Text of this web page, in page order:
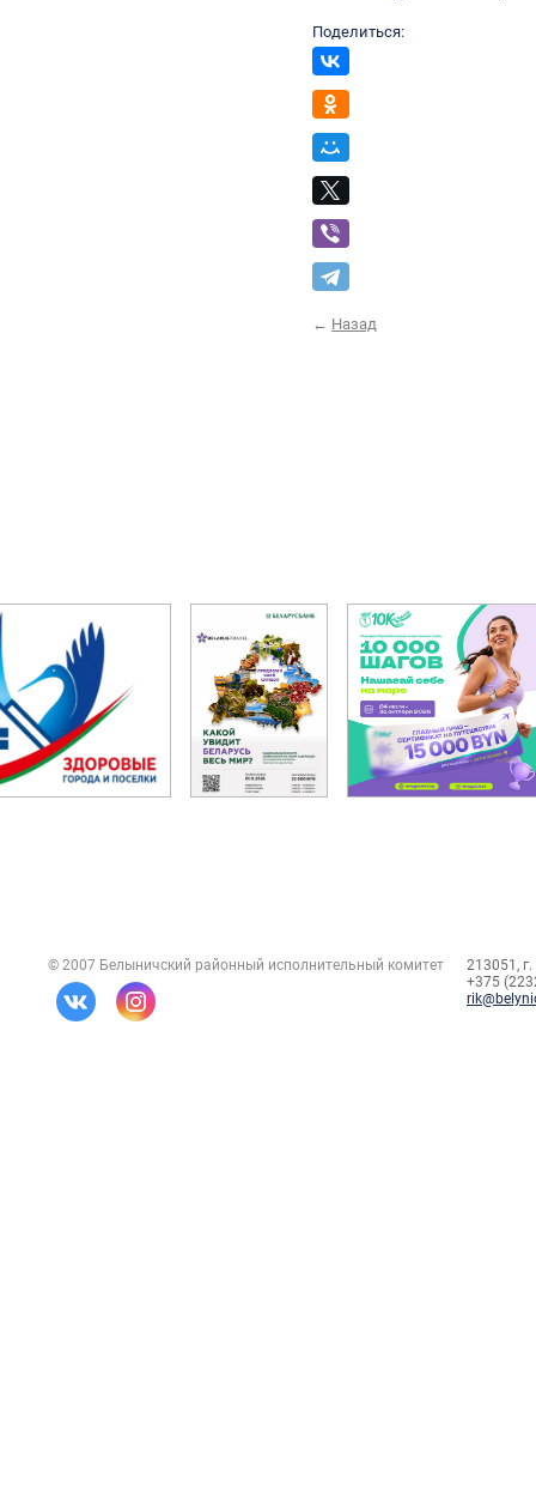
Поделиться:
← Назад
© 2007 Белыничский районный исполнительный комитет
213051,
+375